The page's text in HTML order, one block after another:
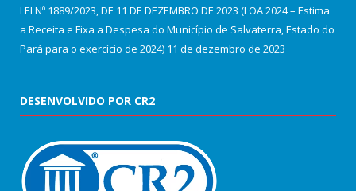
LEI Nº 1889/2023, DE 11 DE DEZEMBRO DE 2023 (LOA 2024 – Estima
a Receita e Fixa a Despesa do Município de Salvaterra, Estado do
Pará para o exercício de 2024) 11 de dezembro de 2023
DESENVOLVIDO POR CR2